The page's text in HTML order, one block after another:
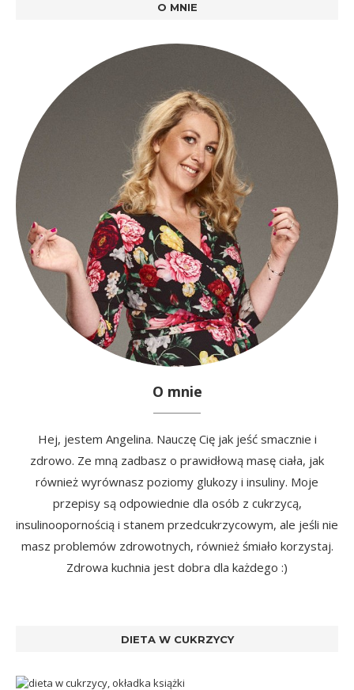
O MNIE
O mnie
Hej, jestem Angelina. Nauczę Cię jak jeść smacznie i
zdrowo. Ze mną zadbasz o prawidłową masę ciała, jak
również wyrównasz poziomy glukozy i insuliny. Moje
przepisy są odpowiednie dla osób z cukrzycą,
insulinoopornością i stanem przedcukrzycowym, ale jeśli nie
masz problemów zdrowotnych, również śmiało korzystaj.
Zdrowa kuchnia jest dobra dla każdego :)
DIETA W CUKRZYCY